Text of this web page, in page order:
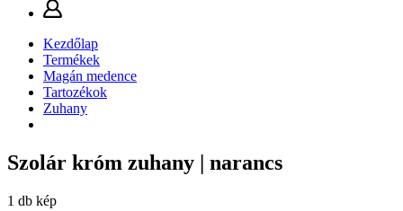
Kezdőlap
Termékek
Magán medence
Tartozékok
Zuhany
Szolár króm zuhany | narancs
1 db kép